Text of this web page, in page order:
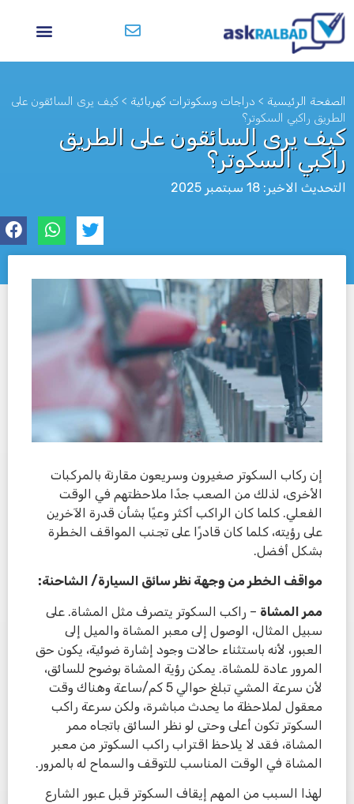
الصفحة الرئيسية > دراجات وسكوترات كهربائية > كيف يرى السائقون على
الطريق راكبي السكوتر؟
كيف يرى السائقون على الطريق
راكبي السكوتر؟
التحديث الاخير: 18 سبتمبر 2025
לא
إن ركاب السكوتر صغيرون وسريعون مقارنة بالمركبات
الأخرى، لذلك من الصعب جدًا ملاحظتهم في الوقت
الفعلي. كلما كان الراكب أكثر وعيًا بشأن قدرة الآخرين
على رؤيته، كلما كان قادرًا على تجنب المواقف الخطرة
بشكل أفضل.
مواقف الخطر من وجهة نظر سائق السيارة/ الشاحنة:
ممر المشاة – راكب السكوتر يتصرف مثل المشاة. على
سبيل المثال، الوصول إلى معبر المشاة والميل إلى
العبور، لأنه باستثناء حالات وجود إشارة ضوئية، يكون حق
المرور عادة للمشاة. يمكن رؤية المشاة بوضوح للسائق،
لأن سرعة المشي تبلغ حوالي 5 كم/ساعة وهناك وقت
معقول لملاحظة ما يحدث مباشرة، ولكن سرعة راكب
السكوتر تكون أعلى وحتى لو نظر السائق باتجاه ممر
المشاة، فقد لا يلاحظ اقتراب راكب السكوتر من معبر
المشاة في الوقت المناسب للتوقف والسماح له بالمرور.
لهذا السبب من المهم إيقاف السكوتر قبل عبور الشارع